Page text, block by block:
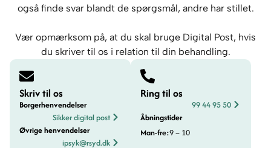
også finde svar blandt de spørgsmål, andre har stillet.
Vær opmærksom på, at du skal bruge Digital Post, hvis
du skriver til os i relation til din behandling.
Skriv til os
Borgerhenvendelser
Sikker digital post
Øvrige henvendelser
ipsyk@rsyd.dk
Ring til os
99 44 95 50
Åbningstider
Man-fre:9 – 10